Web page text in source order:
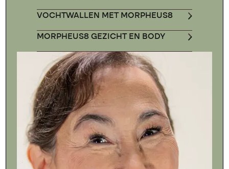
VOCHTWALLEN MET MORPHEUS8
MORPHEUS8 GEZICHT EN BODY